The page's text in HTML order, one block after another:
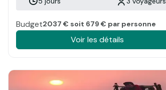
Budget2037 € soit 679 € par personne
Voir les détails